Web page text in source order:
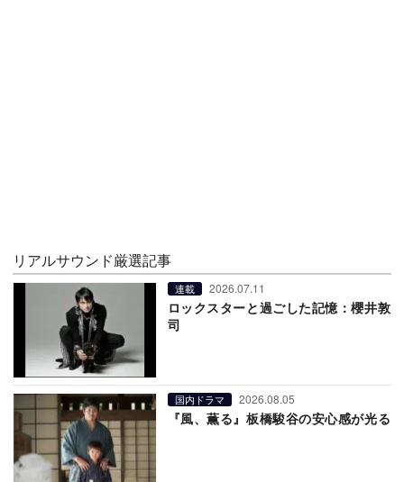
リアルサウンド厳選記事
連載 2026.07.11
ロックスターと過ごした記憶：櫻井敦
司
国内ドラマ 2026.08.05
『風、薫る』板橋駿谷の安心感が光る